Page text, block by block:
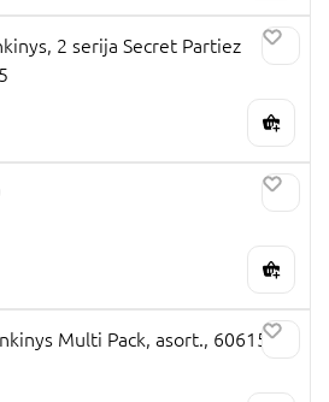
2 serija Secret Partiez
Multi Pack, asort., 6061529